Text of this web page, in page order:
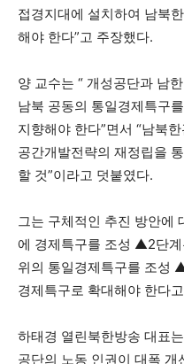
접경지대에 설치하여 남북
해야 한다”고 주장했다.
양 교수는 “ 개성공단과 남
남북 공동의 통일경제특구
지향해야 한다”면서 “남북
공간개발전략의 재정립을
할 것”이라고 덧붙였다.
그는 구체적인 추진 방안에
에 경제특구를 조성 ▲2단
위의 통일경제특구를 조성
경제특구로 확대해야 한다
하태경 열린북한방송 대표
공단의 노동 인권이 대폭